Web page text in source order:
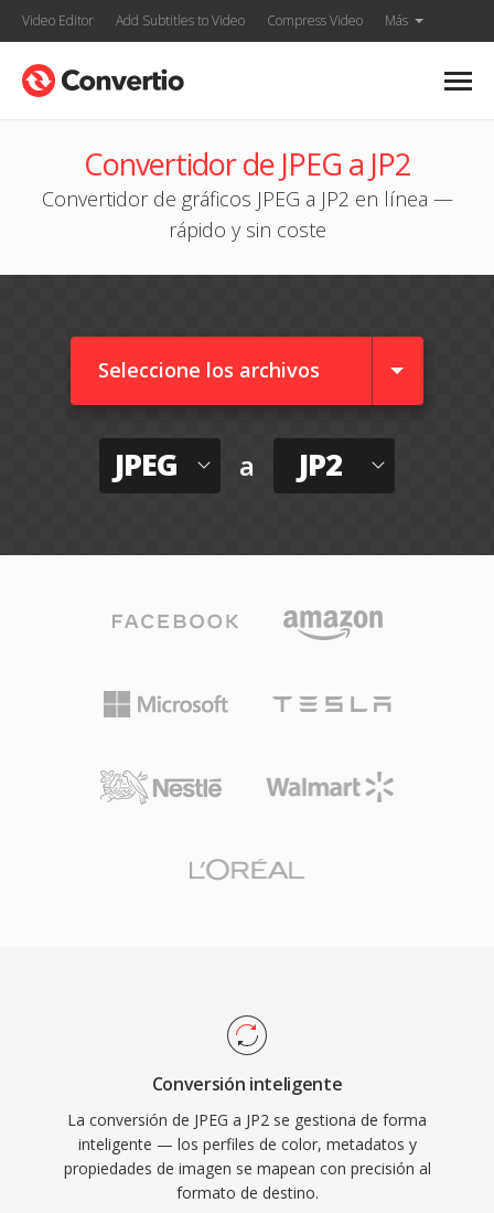
Video Editor Add Subtitles to Video Compress Video Más
Convertidor de JPEG a JP2
Convertidor de gráficos JPEG a JP2 en línea —
rápido y sin coste
Seleccione los archivos
JPEG a JP2
Conversión inteligente
La conversión de JPEG a JP2 se gestiona de forma
inteligente — los perfiles de color, metadatos y
propiedades de imagen se mapean con precisión al
formato de destino.